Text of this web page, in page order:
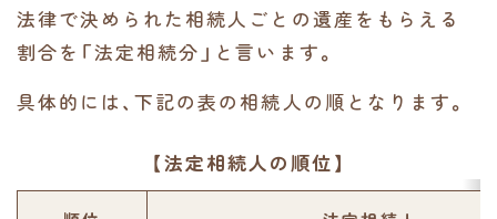
法律で決められた相続人ごとの遺産をもらえる
割合を「法定相続分」と言います。
具体的には、下記の表の相続人の順となります。
【法定相続人の順位】